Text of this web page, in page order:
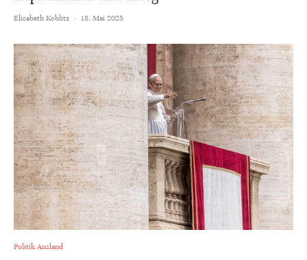
Elisabeth Koblitz · 18. Mai 2025
Politik Ausland